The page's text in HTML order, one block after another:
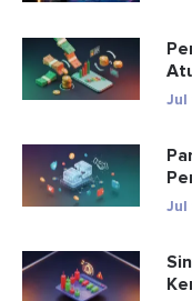
Jul
Jul